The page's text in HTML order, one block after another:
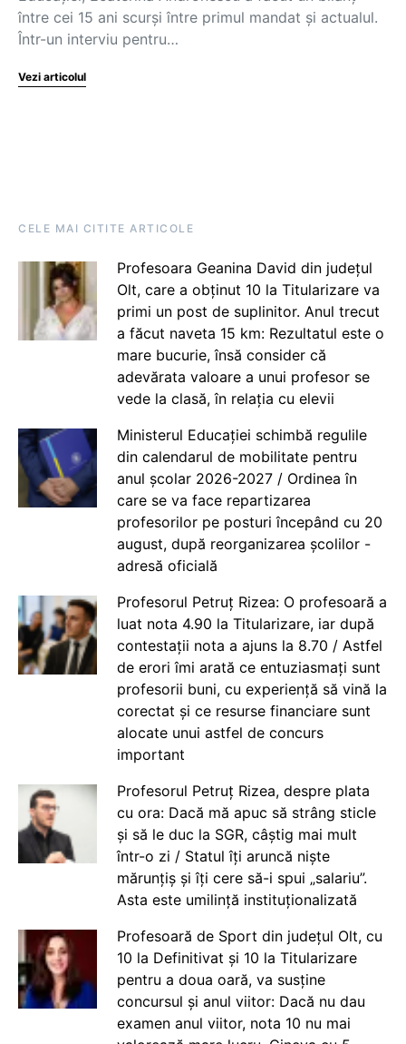
între cei 15 ani scurși între primul mandat și actualul.
Într-un interviu pentru…
Vezi articolul
CELE MAI CITITE ARTICOLE
Profesoara Geanina David din județul
Olt, care a obținut 10 la Titularizare va
primi un post de suplinitor. Anul trecut
a făcut naveta 15 km: Rezultatul este o
mare bucurie, însă consider că
adevărata valoare a unui profesor se
vede la clasă, în relația cu elevii
Ministerul Educației schimbă regulile
din calendarul de mobilitate pentru
anul școlar 2026-2027 / Ordinea în
care se va face repartizarea
profesorilor pe posturi începând cu 20
august, după reorganizarea școlilor -
adresă oficială
Profesorul Petruț Rizea: O profesoară a
luat nota 4.90 la Titularizare, iar după
contestații nota a ajuns la 8.70 / Astfel
de erori îmi arată ce entuziasmați sunt
profesorii buni, cu experiență să vină la
corectat și ce resurse financiare sunt
alocate unui astfel de concurs
important
Profesorul Petruț Rizea, despre plata
cu ora: Dacă mă apuc să strâng sticle
și să le duc la SGR, câștig mai mult
într-o zi / Statul îți aruncă niște
mărunțiș și îți cere să-i spui „salariu”.
Asta este umilință instituționalizată
Profesoară de Sport din județul Olt, cu
10 la Definitivat și 10 la Titularizare
pentru a doua oară, va susține
concursul și anul viitor: Dacă nu dau
examen anul viitor, nota 10 nu mai